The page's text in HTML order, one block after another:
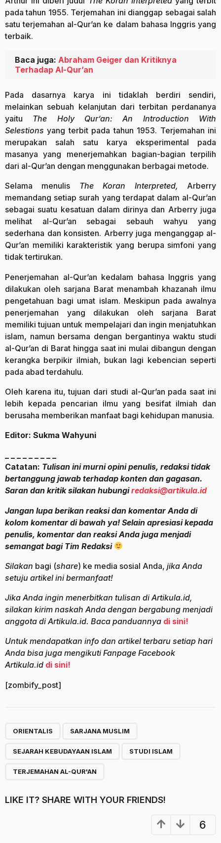
pada tahun 1955. Terjemahan ini dianggap sebagai salah
satu terjemahan al-Qur’an ke dalam bahasa Inggris yang
terbaik.
Baca juga: Abraham Geiger dan Kritiknya
Terhadap Al-Qur’an
Pada dasarnya karya ini tidaklah berdiri sendiri,
melainkan sebuah kelanjutan dari terbitan perdananya
yaitu The Holy Qur’an: An Introduction With
Selestionsyang terbit pada tahun 1953. Terjemahan ini
merupakan salah satu karya eksperimental pada
masanya yang menerjemahkan bagian-bagian terpilih
dari al-Qur’an dengan menggunakan berbagai metode.
Selama menulis The Koran Interpreted, Arberry
memandang setiap surah yang terdapat dalam al-Qur’an
sebagai suatu kesatuan dalam dirinya dan Arberry juga
melihat al-Qur’an sebagai sebauh wahyu yang
sederhana dan konsisten. Arberry juga menganggap al-
Qur’an memiliki karakteristik yang berupa simfoni yang
tidak tertirukan.
Penerjemahan al-Qur’an kedalam bahasa Inggris yang
dilakukan oleh sarjana Barat menambah khazanah ilmu
pengetahuan bagi umat islam. Meskipun pada awalnya
penerjemahan yang dilakukan oleh sarjana Barat
memiliki tujuan untuk mempelajari dan ingin menjatuhkan
islam, namun bersama dengan bergantinya waktu studi
al-Qur’an di Barat hingga saat ini mulai dibangun dengan
kerangka berpikir ilmiah, bukan lagi kebencian seperti
pada abad terdahulu.
Oleh karena itu, tujuan dari studi al-Qur’an pada saat ini
lebih kepada pencarian ilmu yang besifat ilmiah dan
berusaha memberikan manfaat bagi kehidupan manusia.
Editor: Sukma Wahyuni
Catatan: Tulisan ini murni opini penulis, redaksi tidak
bertanggung jawab terhadap konten dan gagasan.
Saran dan kritik silakan hubungiredaksi@artikula.id
Jangan lupa berikan reaksi dan komentar Anda di
kolom komentar di bawah ya! Selain apresiasi kepada
penulis, komentar dan reaksi Anda juga menjadi
semangat bagi Tim Redaksi
Silakan bagi (share) ke media sosial Anda, jika Anda
setuju artikel ini bermanfaat!
Jika Anda ingin menerbitkan tulisan di Artikula.id,
silakan kirim naskah Anda dengan bergabung menjadi
anggota di Artikula.id. Baca panduannya di sini!
Untuk mendapatkan info dan artikel terbaru setiap hari
Anda bisa juga mengikuti Fanpage Facebook
Artikula.id di sini!
[zombify_post]
ORIENTALIS SARJANA MUSLIM
SEJARAH KEBUDAYAAN ISLAM STUDI ISLAM
TERJEMAHAN AL-QUR'AN
LIKE IT? SHARE WITH YOUR FRIENDS!
6